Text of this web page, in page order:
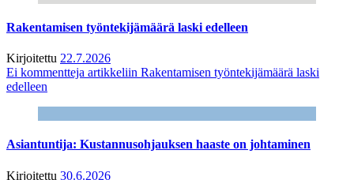
Rakentamisen työntekijämäärä laski edelleen
Kirjoitettu 22.7.2026
Ei kommentteja artikkeliin Rakentamisen työntekijämäärä laski
edelleen
Asiantuntija: Kustannusohjauksen haaste on johtaminen
Kirjoitettu 30.6.2026